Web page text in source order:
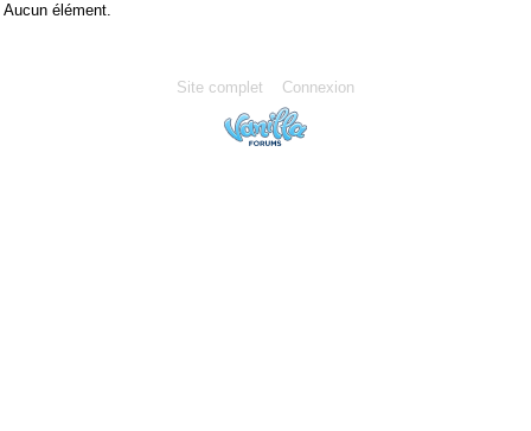
Aucun élément.
Site complet Connexion